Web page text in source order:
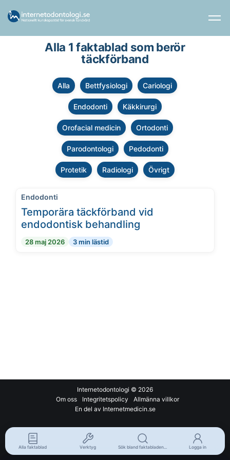
Alla 1 faktablad som berör
täckförband
Alla Bettfysiologi Cariologi
Endodonti Käkkirurgi
Orofacial medicin Ortodonti
Parodontologi Pedodonti
Protetik Radiologi Övrigt
Endodonti
Temporära täckförband vid
endodontisk behandling
28 maj 2026 3 min lästid
Internetodontologi © 2026
Om oss
Integritetspolicy
Allmänna villkor
En del av Internetmedicin.se
Alla faktablad Verktyg Sök bland faktabladen... Logga in